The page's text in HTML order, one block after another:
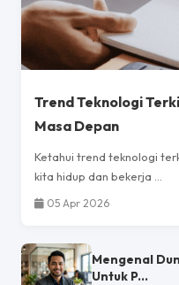
Trend Teknologi
Masa Depan
Ketahui trend teknologi
kita hidup dan bekerja ...
05 Apr 2026
Mengenal
Untuk P...